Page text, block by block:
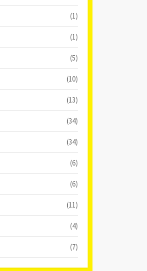
(1)
(1)
(5)
(10)
(13)
(34)
(34)
(6)
(6)
(11)
(4)
(7)